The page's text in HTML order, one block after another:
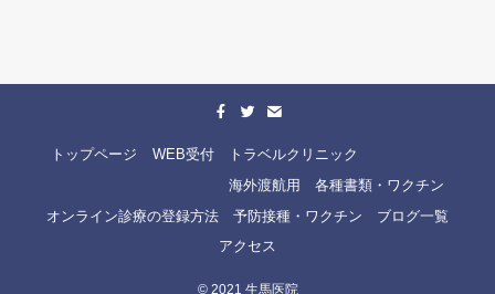
トップページ WEB受付
トラベルクリニック
海外渡航用 各種書類・ワクチン
オンライン診療の登録方法
予防接種・ワクチン
ブログ一覧
アクセス
©2021 生馬医院